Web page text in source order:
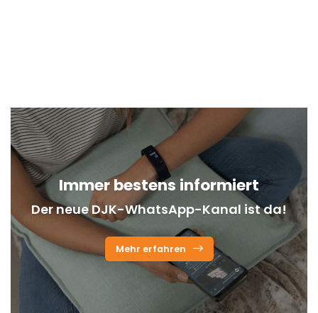
Immer bestens informiert
Der neue DJK-WhatsApp-Kanal ist da!
Mehr erfahren